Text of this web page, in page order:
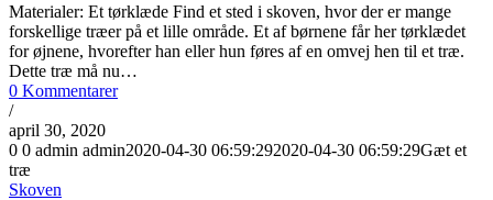
Materialer: Et tørklæde Find et sted i skoven, hvor der er mange
forskellige træer på et lille område. Et af børnene får her tørklædet
for øjnene, hvorefter han eller hun føres af en omvej hen til et træ.
Dette træ må nu…
0 Kommentarer
/
april 30, 2020
0 0 admin admin2020-04-30 06:59:292020-04-30 06:59:29Gæt et
træ
Skoven